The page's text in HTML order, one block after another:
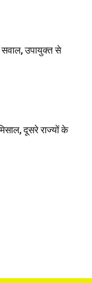
उपायुक्त से
दूसरे राज्यों के